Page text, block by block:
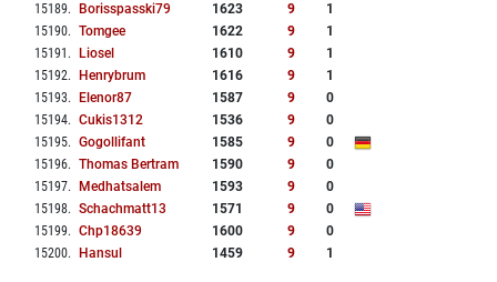
15189. Borisspasski79 1623 9
1
15190. Tomgee 1622 9
1
15191 . Liosel 1610 9
1
15192. Henrybrum 1616 9
1
15193. Elenor87 1587 9
0
15194. Cukis1312 1536 9
0
15195. Gogollifant 1585 9
0
15196. Thomas Bertram 1590 9
0
15197. Medhatsalem 1593 9
0
15198. Schachmatt13 1571 9
0
15199. Chp18639 1600 9
0
15200. Hansul 1459 9 1